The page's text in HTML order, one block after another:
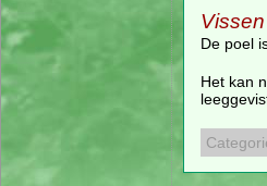
Vissen
De poel
Het kan